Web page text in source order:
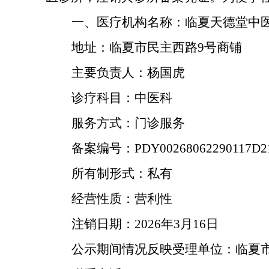
一、 医疗机构名称： 临夏天德堂中
地址： 临夏市民主西路9号商铺
主要负责人： 杨国虎
诊疗科目： 中医科
服务方式： 门诊服务
备案编号：
所有制形式：私有
经营性质：营利性
注销日期： 2026年3月 16 日
公示期间情况反映受理单位： 临夏